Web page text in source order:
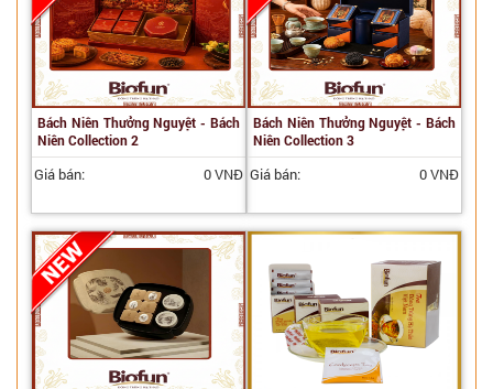
Bách Niên Thưởng Nguyệt - Bách
Niên Collection 2
Giá bán: 0 VNĐ
Bách Niên Thưởng Nguyệt - Bách
Niên Collection 3
Giá bán: 0 VNĐ